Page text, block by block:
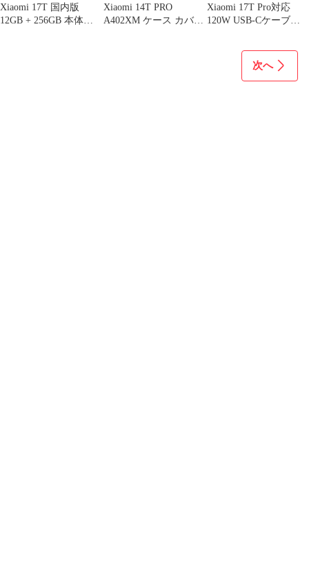
Xiaomi 17T 国内版
12GB + 256GB 本体・
Xiaomi 14T PRO
A402XM ケース カバー
Xiaomi 17T Pro対応
120W USB-Cケーブル
次へ